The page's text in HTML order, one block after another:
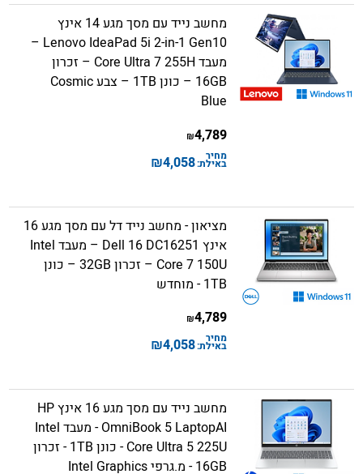
מחשב נייד עם מסך מגע 14 אינץ
Lenovo IdeaPad 5i 2-in-1 Gen10 –
מעבד Core Ultra 7 255H – זכרון
16GB – כונן 1TB – צבע Cosmic
Blue
4,789
₪
מחיר
באילת:4,058
₪
מציאון - מחשב נייד דל עם מסך מגע 16
אינץ Dell 16 DC16251 – מעבד Intel
Core 7 150U – זכרון 32GB – כונן
1TB - מוחדש
4,789
₪
מחיר
באילת:4,058
₪
מחשב נייד עם מסך מגע 16 אינץ HP
OmniBook 5 LaptopAI - מעבד Intel
Core Ultra 5 225U - כונן 1TB - זכרון
16GB - מ.גרפי Intel Graphics